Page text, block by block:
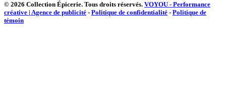
© 2026 Collection Épicerie. Tous droits réservés. VOYOU - Performance
créative | Agence de publicité - Politique de confidentialité - Politique de
témoin